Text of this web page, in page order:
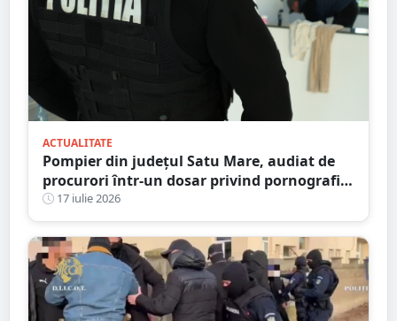
ACTUALITATE
Pompier din județul Satu Mare, audiat de
procurori într-un dosar privind pornografia
infantilă
17 iulie 2026